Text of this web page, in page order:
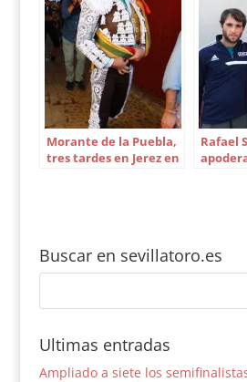
Morante de la Puebla,
tres tardes en Jerez en
Rafael
Buscar en sevillatoro.es
Ultimas entradas
Ampliado a siete los